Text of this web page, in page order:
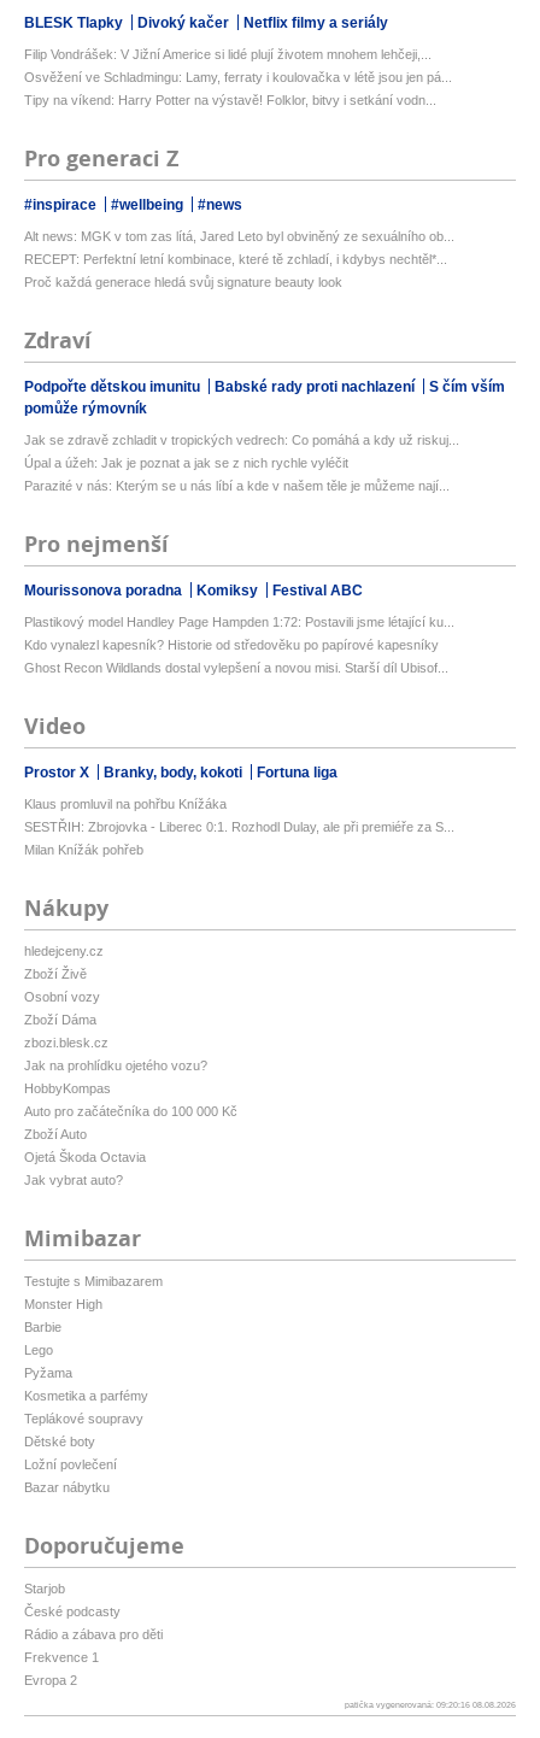
BLESK Tlapky Divoký kačer Netflix filmy a seriály
Filip Vondrášek: V Jižní Americe si lidé plují životem mnohem lehčeji,...
Osvěžení ve Schladmingu: Lamy, ferraty i koulovačka v létě jsou jen pá...
Tipy na víkend: Harry Potter na výstavě! Folklor, bitvy i setkání vodn...
Pro generaci Z
#inspirace #wellbeing #news
Alt news: MGK v tom zas lítá, Jared Leto byl obviněný ze sexuálního ob...
RECEPT: Perfektní letní kombinace, které tě zchladí, i kdybys nechtěl*...
Proč každá generace hledá svůj signature beauty look
Zdraví
Podpořte dětskou imunitu Babské rady proti nachlazení
S čím vším
pomůže rýmovník
Jak se zdravě zchladit v tropických vedrech: Co pomáhá a kdy už riskuj...
Úpal a úžeh: Jak je poznat a jak se z nich rychle vyléčit
Parazité v nás: Kterým se u nás líbí a kde v našem těle je můžeme nají...
Pro nejmenší
Mourissonova poradna Komiksy Festival ABC
Plastikový model Handley Page Hampden 1:72: Postavili jsme létající ku...
Kdo vynalezl kapesník? Historie od středověku po papírové kapesníky
Ghost Recon Wildlands dostal vylepšení a novou misi. Starší díl Ubisof...
Video
Prostor X Branky, body, kokoti Fortuna liga
Klaus promluvil na pohřbu Knížáka
SESTŘIH: Zbrojovka - Liberec 0:1. Rozhodl Dulay, ale při premiéře za S...
Milan Knížák pohřeb
Nákupy
hledejceny.cz
Zboží Živě
Osobní vozy
Zboží Dáma
zbozi.blesk.cz
Jak na prohlídku ojetého vozu?
HobbyKompas
Auto pro začátečníka do 100 000 Kč
Zboží Auto
Ojetá Škoda Octavia
Jak vybrat auto?
Mimibazar
Testujte s Mimibazarem
Monster High
Barbie
Lego
Pyžama
Kosmetika a parfémy
Teplákové soupravy
Dětské boty
Ložní povlečení
Bazar nábytku
Doporučujeme
Starjob
České podcasty
Rádio a zábava pro děti
Frekvence 1
Evropa 2
patička vygenerovaná: 09:20:16 08.08.2026